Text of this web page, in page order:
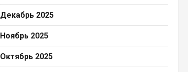
Декабрь 2025
Ноябрь 2025
Октябрь 2025